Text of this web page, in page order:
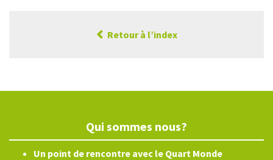
Retour à l’index
Qui sommes nous?
Un point de rencontre avec le Quart Monde